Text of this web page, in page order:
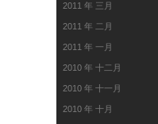
2011 年 三月
2011 年 二月
2011 年 一月
2010 年 十二月
2010 年 十一月
2010 年 十月